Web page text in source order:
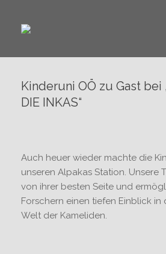
springen
Kinderuni OÖ zu Gast bei
DIE INKAS“
Auch heuer wieder machte die
unseren Alpakas Station. Unsere
von ihrer besten Seite und
Forschern einen tiefen Einblick
Welt der Kameliden.